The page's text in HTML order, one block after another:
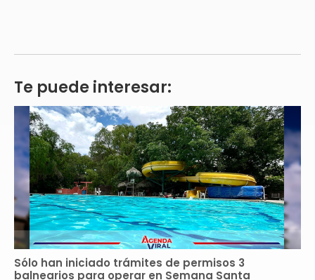
Te puede interesar:
Sólo han iniciado trámites de permisos 3
balnearios para operar en Semana Santa